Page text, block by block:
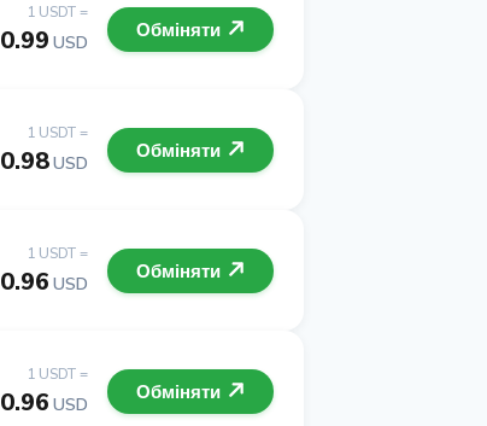
1 USDT =
0.99 USD
Обміняти
1 USDT =
0.98USD
Обміняти
1 USDT =
0.96 USD
Обміняти
1 USDT =
0.96 USD
Обміняти